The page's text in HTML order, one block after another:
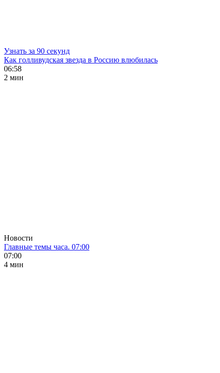
Узнать за 90 секунд
Как голливудская звезда в Россию влюбилась
06:58
2 мин
Новости
Главные темы часа. 07:00
07:00
4 мин